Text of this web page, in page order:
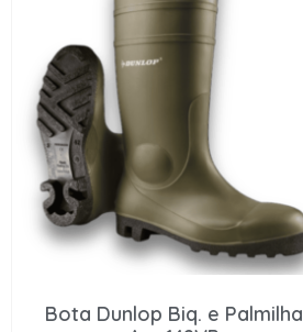
Bota Dunlop Biq. e Palmilha